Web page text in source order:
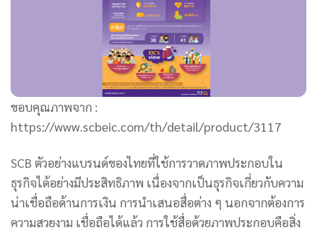
ขอบคุณภาพจาก :
https://www.scbeic.com/th/detail/product/3117
SCB ตัวอย่างแบรนด์ของไทยที่ใช้การวาดภาพประกอบใน
ธุรกิจได้อย่างมีประสิทธิภาพ เนื่องจากเป็นธุรกิจเกี่ยวกับความ
น่าเชื่อถือด้านการเงิน การนำเสนอสื่อต่าง ๆ นอกจากต้องการ
ความสวยงาม เชื่อถือได้แล้ว การใช้สื่อด้วยภาพประกอบคือสิ่ง